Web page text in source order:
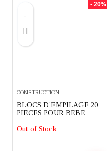
- 20%
CONSTRUCTION
BLOCS D’EMPILAGE 20
PIECES POUR BEBE
Out of Stock